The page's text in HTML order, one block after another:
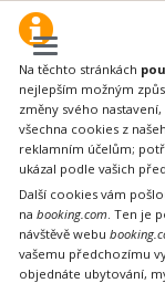
Na těchto stránkách
nejlepším možným
změny svého
všechna cookies z
reklamním účelům;
ukázal podle vašich
Další cookies vám
nabooking.com . Ten je
návštěvě webu
vašemu předchozímu
objednáte ubytování,